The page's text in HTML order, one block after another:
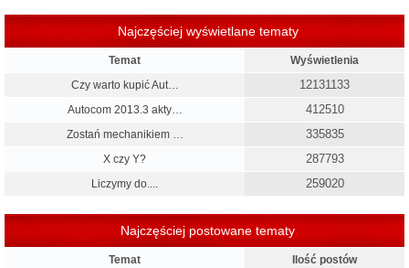
Najczęściej wyświetlane tematy
Temat
Wyświetlenia
Czy warto kupić Aut…
12131133
Autocom 2013.3 akty… 412510
Zostań mechanikiem … 335835
X czy Y? 287793
Liczymy do.... 259020
Najczęściej postowane tematy
Temat
Ilość postów